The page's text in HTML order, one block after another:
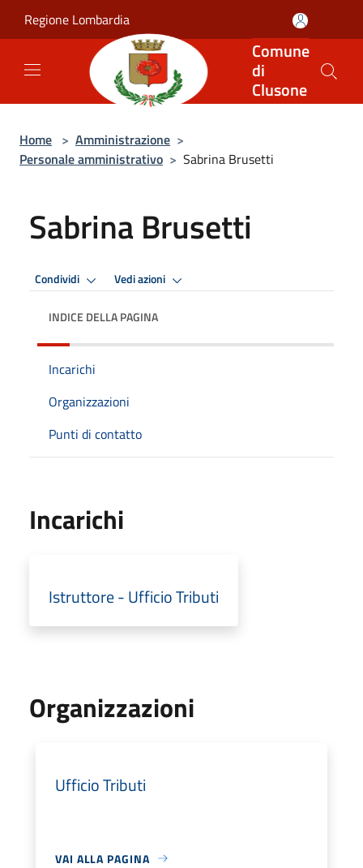
Regione Lombardia
Comune
di
Clusone
Home > Amministrazione >
Personale amministrativo > Sabrina Brusetti
Sabrina Brusetti
Condividi Vedi azioni
INDICE DELLA PAGINA
Incarichi
Organizzazioni
Punti di contatto
Incarichi
Istruttore - Ufficio Tributi
Organizzazioni
Ufficio Tributi
VAI ALLA PAGINA